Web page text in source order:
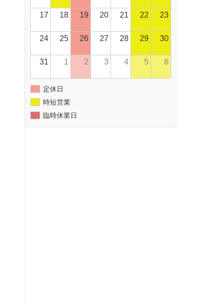
17 18 19 20 21 22 23
24 25 26 27 28 29 30
31 1 2 3 4 5 6
定休日
時短営業
臨時休業日